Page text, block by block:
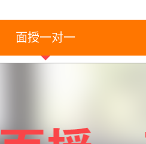
面授一对一